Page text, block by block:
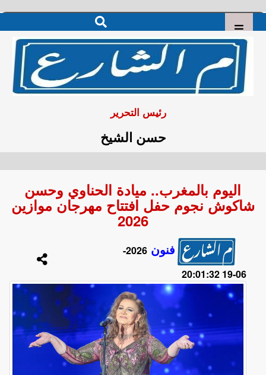
رئيس التحرير
حسن الشيخ
اليوم بالمغرب.. ميادة الحناوي وحسن
شاكوش نجوم حفل افتتاح مهرجان موازين
2026
فنون
2026-
06-19 20:01:32